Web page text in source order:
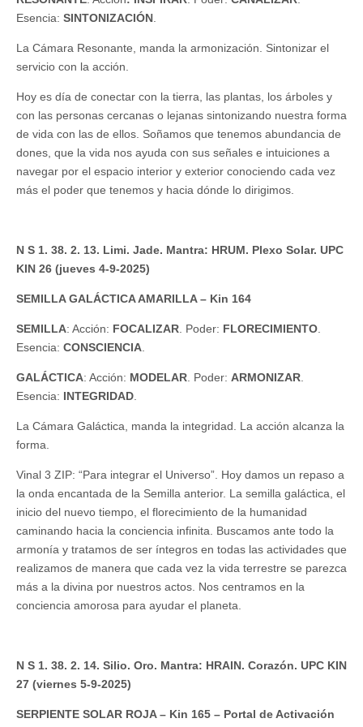
Esencia: SINTONIZACIÓN
La Cámara Resonante, manda la armonización. Sintonizar el
servicio con la acción.
Hoy es día de conectar con la tierra, las plantas, los árboles y
con las personas cercanas o lejanas sintonizando nuestra forma
de vida con las de ellos. Soñamos que tenemos abundancia de
dones, que la vida nos ayuda con sus señales e intuiciones a
navegar por el espacio interior y exterior conociendo cada vez
más el poder que tenemos y hacia dónde lo dirigimos.
N S 1. 38. 2. 13. Limi. Jade. Mantra: HRUM. Plexo Solar. UPC
KIN 26 (jueves 4-9-2025)
SEMILLA GALÁCTICA AMARILLA – Kin 164
SEMILLA: Acción: FOCALIZAR . Poder: FLORECIMIENTO
Esencia: CONSCIENCIA
GALÁCTICA: Acción: MODELAR . Poder: ARMONIZAR
Esencia: INTEGRIDAD
La Cámara Galáctica, manda la integridad. La acción alcanza la
forma.
Vinal 3 ZIP: “Para integrar el Universo”. Hoy damos un repaso a
la onda encantada de la Semilla anterior. La semilla galáctica, el
inicio del nuevo tiempo, el florecimiento de la humanidad
caminando hacia la conciencia infinita. Buscamos ante todo la
armonía y tratamos de ser íntegros en todas las actividades que
realizamos de manera que cada vez la vida terrestre se parezca
más a la divina por nuestros actos. Nos centramos en la
conciencia amorosa para ayudar el planeta.
N S 1. 38. 2. 14. Silio. Oro. Mantra: HRAIN. Corazón. UPC KIN
27 (viernes 5-9-2025)
SERPIENTE SOLAR ROJA – Kin 165 – Portal de Activación